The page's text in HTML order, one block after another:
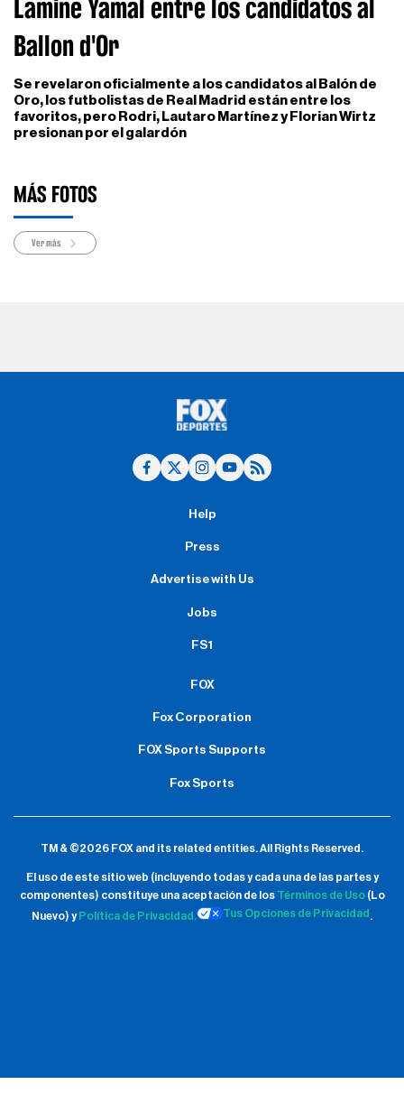
Lamine Yamal entre los candidatos al
Ballon d'Or
Se revelaron oficialmente a los candidatos al Balón de
Oro, los futbolistas de Real Madrid están entre los
favoritos, pero Rodri, Lautaro Martínez y Florian Wirtz
presionan por el galardón
MÁS FOTOS
Ver más
Help
Press
Advertise with Us
Jobs
FS1
FOX
Fox Corporation
FOX Sports Supports
Fox Sports
TM & ©2026 FOX and its related entities.All Rights Reserved.
El uso de este sitio web (incluyendo todas y cada una de las partes y
componentes) constituye una aceptación de los Términos de Uso(Lo
Nuevo) y Política de Privacidad. Tus Opciones de Privacidad .